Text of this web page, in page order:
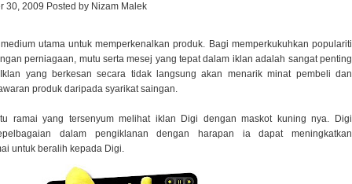
30, 2009 Posted by Nizam Malek
utama untuk memperkenalkan produk. Bagi memperkukuhkan populariti
perniagaan, mutu serta mesej yang tepat dalam iklan adalah sangat penting
yang berkesan secara tidak langsung akan menarik minat pembeli dan
produk daripada syarikat saingan.
ramai yang tersenyum melihat iklan Digi dengan maskot kuning nya. Digi
dalam pengiklanan dengan harapan ia dapat meningkatkan
untuk beralih kepada Digi.